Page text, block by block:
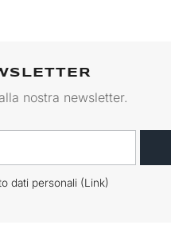
nostra newsletter.
dati personali (Link)